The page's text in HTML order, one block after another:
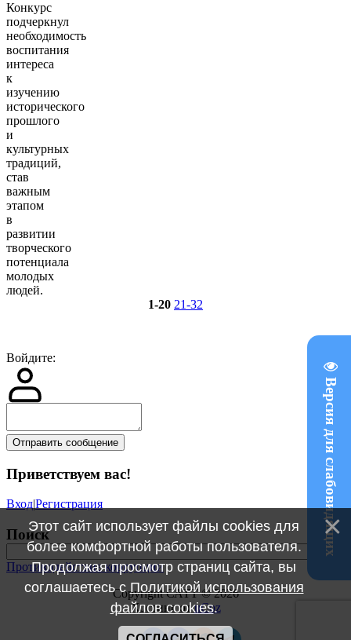
Версия для слабовидящих
Конкурс
подчеркнул
необходимость
воспитания
интереса
к
изучению
исторического
прошлого
и
культурных
традиций,
став
важным
этапом
в
развитии
творческого
потенциала
молодых
людей.
1-20 21-32
Войдите:
Отправить сообщение
Приветствуем вас!
Вход|Регистрация
Поиск
Противодействие коррупции
Copyright САТТ © 2026
Хостинг отuCoz
Этот сайт использует файлы cookies для
более комфортной работы пользователя.
Продолжая просмотр страниц сайта, вы
соглашаетесь сПолитикой использования
файлов cookies.